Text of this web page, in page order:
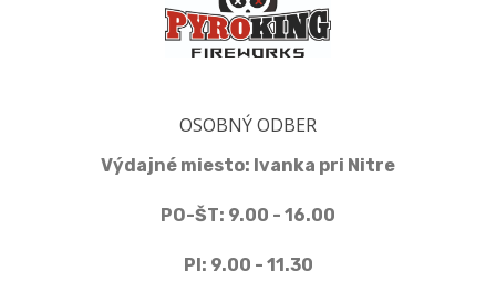
OSOBNÝ ODBER
Výdajné miesto: Ivanka pri Nitre
PO-ŠT: 9.00 - 16.00
PI: 9.00 - 11.30